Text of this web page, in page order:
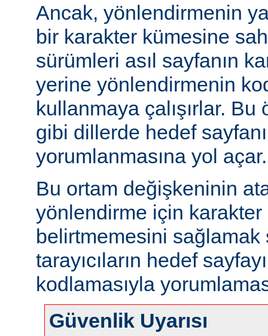
Ancak, yönlendirmenin
bir karakter kümesine
sürümleri asıl sayfanın
yerine yönlendirmenin
kullanmaya çalışırlar.
gibi dillerde hedef
yorumlanmasına yol açar.
Bu ortam değişkeninin
yönlendirme için karakter
belirtmemesini sağlamak
tarayıcıların hedef
kodlamasıyla
Güvenlik Uyarısı